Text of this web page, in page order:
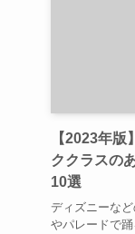
【2023年
ククラスの
10選
ディズニーな
やパレードで